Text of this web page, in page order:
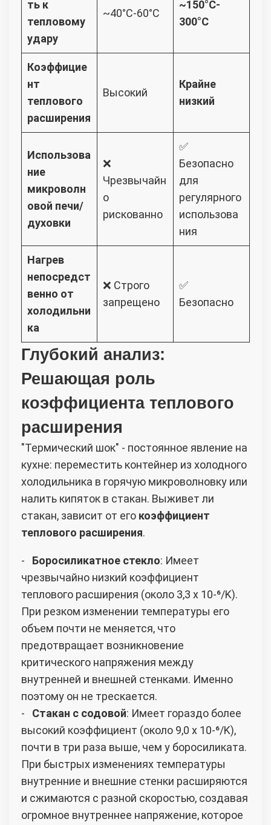
ть к
тепловому
удару
~40°C-60°C
~150°C-
300°C
Коэффицие
нт
теплового
расширения
Высокий
Крайне
низкий
Использова
ние
микроволн
овой печи/
духовки
❌
Чрезвычайн
о
рискованно
✅
Безопасно
для
регулярного
использова
ния
Нагрев
непосредст
венно от
холодильни
ка
❌ Строго
запрещено
✅
Безопасно
Глубокий анализ:
Решающая роль
коэффициента теплового
расширения
"Термический шок" - постоянное явление на
кухне: переместить контейнер из холодного
холодильника в горячую микроволновку или
налить кипяток в стакан. Выживет ли
стакан, зависит от его коэффициент
теплового расширения.
- Боросиликатное стекло: Имеет
чрезвычайно низкий коэффициент
теплового расширения (около 3,3 x 10-⁶/K).
При резком изменении температуры его
объем почти не меняется, что
предотвращает возникновение
критического напряжения между
внутренней и внешней стенками. Именно
поэтому он не трескается.
- Стакан с содовой: Имеет гораздо более
высокий коэффициент (около 9,0 x 10-⁶/K),
почти в три раза выше, чем у боросиликата.
При быстрых изменениях температуры
внутренние и внешние стенки расширяются
и сжимаются с разной скоростью, создавая
огромное внутреннее напряжение, которое